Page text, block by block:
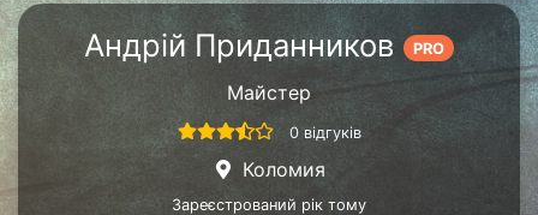
Андрій Приданников PRO
Майстер
0 відгуків
Коломия
Зареєстрований рік тому